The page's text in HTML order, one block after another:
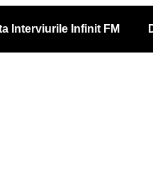
Interviurile Infinit FM